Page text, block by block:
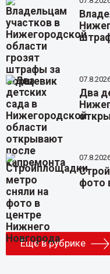
Два
фото
Еще в рубрике